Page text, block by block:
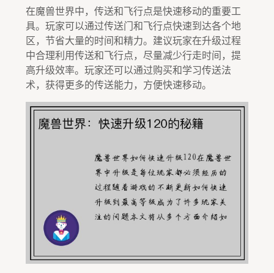
在魔兽世界中，传送和飞行点是快速移动的重要工
具。玩家可以通过传送门和飞行点快速到达各个地
区，节省大量的时间和精力。建议玩家在升级过程
中合理利用传送和飞行点，尽量减少行走时间，提
高升级效率。玩家还可以通过购买和学习传送法
术，获得更多的传送能力，方便快速移动。